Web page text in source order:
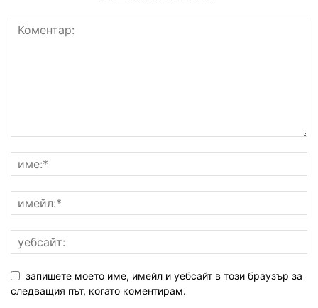
запишете моето име, имейл и уебсайт в този браузър за
следващия път, когато коментирам.